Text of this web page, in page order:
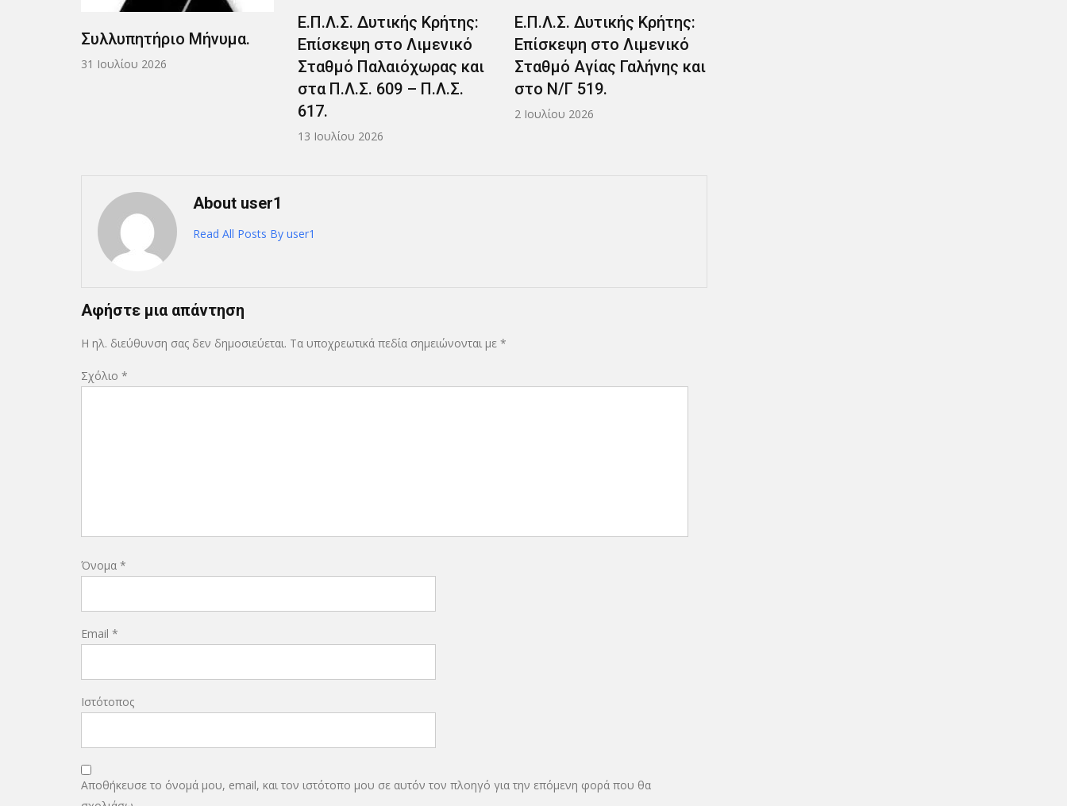
Συλλυπητήριο Μήνυμα.
31 Ιουλίου 2026
Ε.Π.Λ.Σ. Δυτικής Κρήτης:
Επίσκεψη στο Λιμενικό
Σταθμό Παλαιόχωρας και
στα Π.Λ.Σ. 609 – Π.Λ.Σ.
13 Ιουλίου 2026
Ε.Π.Λ.Σ. Δυτικής Κρήτης:
Επίσκεψη στο Λιμενικό
Σταθμό Αγίας Γαλήνης και
στο Ν/Γ 519.
2 Ιουλίου 2026
Σταθμό Χώρας Σφακίων.
About user1
Read All Posts By user1
Αφήστε μια απάντηση
Η ηλ. διεύθυνση σας δεν δημοσιεύεται. Τα υποχρεωτικά πεδία σημειώνονται με *
Σχόλιο *
Όνομα *
Email *
Ιστότοπος
Αποθήκευσε το όνομά μου, email, και τον ιστότοπο μου σε αυτόν τον πλοηγό για την επόμενη φορά που θα